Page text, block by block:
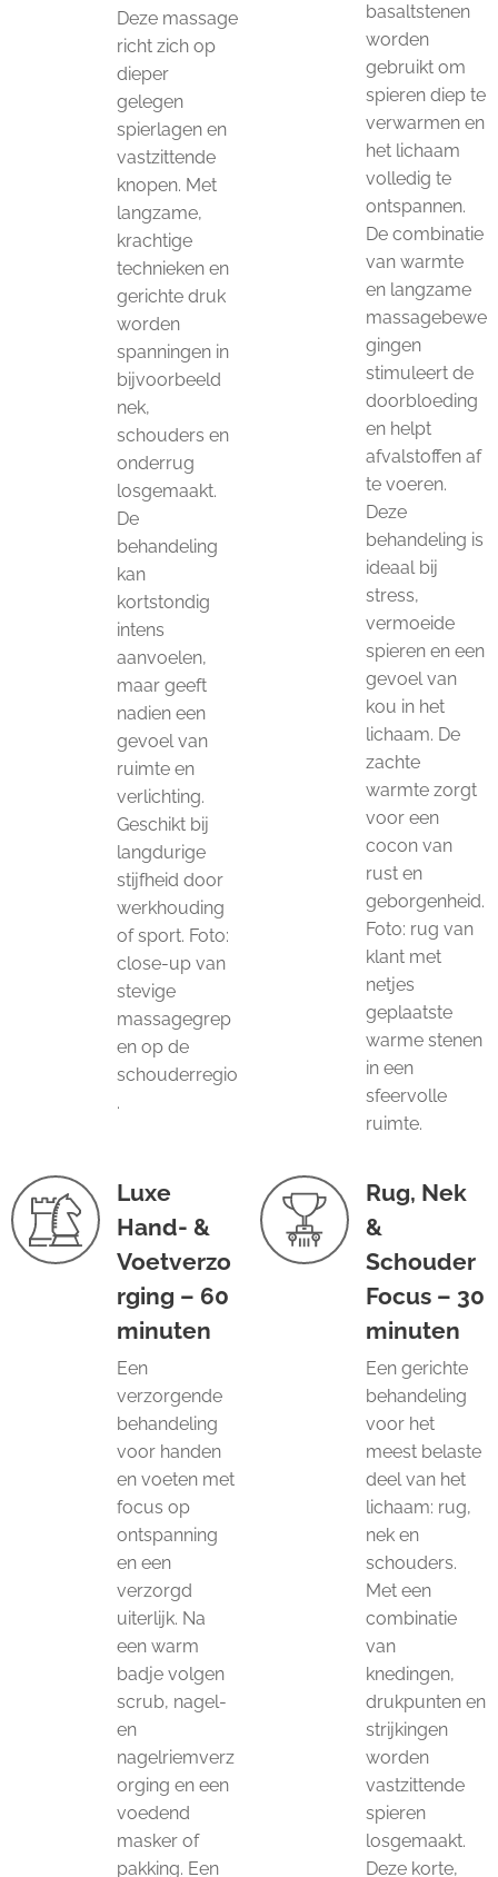
Deze massage
richt zich op
dieper
gelegen
spierlagen en
vastzittende
knopen. Met
langzame,
krachtige
technieken en
gerichte druk
worden
spanningen in
bijvoorbeeld
nek,
schouders en
onderrug
losgemaakt.
De
behandeling
kan
kortstondig
intens
aanvoelen,
maar geeft
nadien een
gevoel van
ruimte en
verlichting.
Geschikt bij
langdurige
stijfheid door
werkhouding
of sport. Foto:
close-up van
stevige
massagegrep
en op de
schouderregio
.
basaltstenen
worden
gebruikt om
spieren diep te
verwarmen en
het lichaam
volledig te
ontspannen.
De combinatie
van warmte
en langzame
massagebewe
gingen
stimuleert de
doorbloeding
en helpt
afvalstoffen af
te voeren.
Deze
behandeling is
ideaal bij
stress,
vermoeide
spieren en een
gevoel van
kou in het
lichaam. De
zachte
warmte zorgt
voor een
cocon van
rust en
geborgenheid.
Foto: rug van
klant met
netjes
geplaatste
warme stenen
in een
sfeervolle
ruimte.
Luxe
Hand- &
Voetverzo
rging – 60
minuten
Een
verzorgende
behandeling
voor handen
en voeten met
focus op
ontspanning
en een
verzorgd
uiterlijk. Na
een warm
badje volgen
scrub, nagel-
en
nagelriemverz
orging en een
voedend
masker of
pakking. Een
Rug, Nek
&
Schouder
Focus – 30
minuten
Een gerichte
behandeling
voor het
meest belaste
deel van het
lichaam: rug,
nek en
schouders.
Met een
combinatie
van
knedingen,
drukpunten en
strijkingen
worden
vastzittende
spieren
losgemaakt.
Deze korte,